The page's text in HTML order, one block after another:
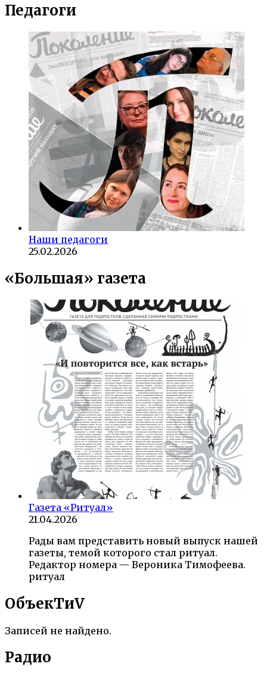
Педагоги
Наши педагоги
25.02.2026
«Большая» газета
Газета «Ритуал»
21.04.2026
Рады вам представить новый выпуск нашей
газеты, темой которого стал ритуал.
Редактор номера — Вероника Тимофеева.
ритуал
ОбъекTиV
Записей не найдено.
Радио